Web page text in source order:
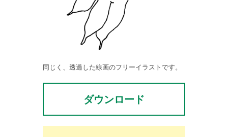
同じく、透過した線画のフリーイラストです。
ダウンロード